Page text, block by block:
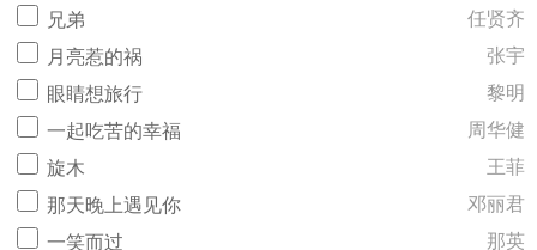
兄弟
任贤齐
月亮惹的祸
张宇
眼睛想旅行
黎明
一起吃苦的幸福
周华健
旋木
王菲
那天晚上遇见你
邓丽君
一笑而过
那英